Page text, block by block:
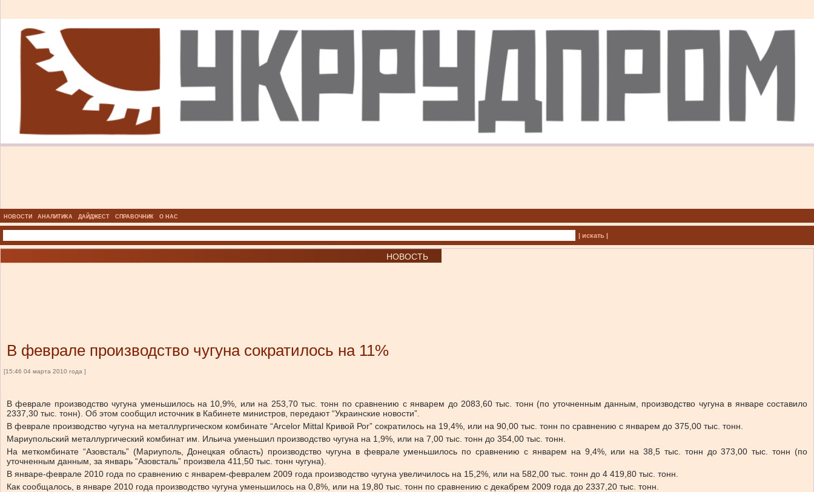
НОВОСТИ АНАЛИТИКА ДАЙДЖЕСТ СПРАВОЧНИК О НАС
| искать |
НОВОСТЬ
В феврале производство чугуна сократилось на 11%
[15:46 04 марта 2010 года ]
В феврале производство чугуна уменьшилось на 10,9%, или на 253,70 тыс. тонн по сравнению с январем до 2083,60 тыс. тонн (по уточненным данным, производство чугуна в январе составило
2337,30 тыс. тонн). Об этом сообщил источник в Кабинете министров, передают “Украинские новости”.
В феврале производство чугуна на металлургическом комбинате “Arcelor Mittal Кривой Рог” сократилось на 19,4%, или на 90,00 тыс. тонн по сравнению с январем до 375,00 тыс. тонн.
Мариупольский металлургический комбинат им. Ильича уменьшил производство чугуна на 1,9%, или на 7,00 тыс. тонн до 354,00 тыс. тонн.
На меткомбинате “Азовсталь” (Мариуполь, Донецкая область) производство чугуна в феврале уменьшилось по сравнению с январем на 9,4%, или на 38,5 тыс. тонн до 373,00 тыс. тонн (по
уточненным данным, за январь “Азовсталь” произвела 411,50 тыс. тонн чугуна).
В январе-феврале 2010 года по сравнению с январем-февралем 2009 года производство чугуна увеличилось на 15,2%, или на 582,00 тыс. тонн до 4 419,80 тыс. тонн.
Как сообщалось, в январе 2010 года производство чугуна уменьшилось на 0,8%, или на 19,80 тыс. тонн по сравнению с декабрем 2009 года до 2337,20 тыс. тонн.